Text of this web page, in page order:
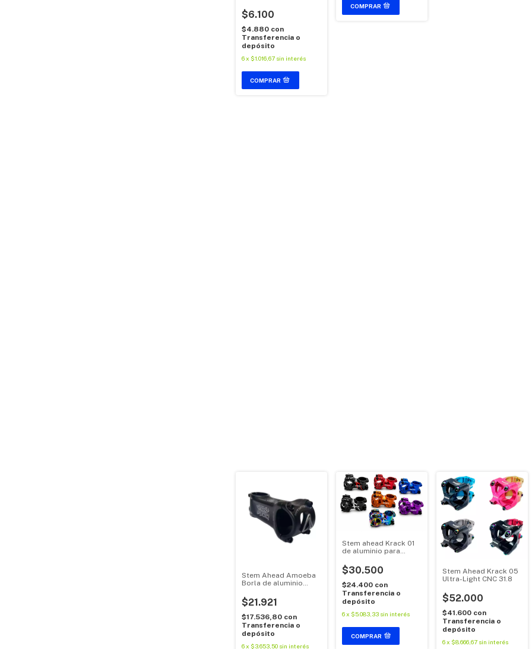
$6.100
$4.880 con
Transferencia o
depósito
6x $1.016,67 sin interés
Stem Ahead Amoeba
Borla de aluminio
$21.921
$17.536,80 con
Transferencia o
depósito
6x $3.653,50 sin interés
Stem ahead Krack 01
de aluminio para
$30.500
$24.400 con
Transferencia o
depósito
6x $5.083,33 sin interés
COMPRAR
Stem Ahead Krack 05
Ultra-Light CNC 31.8
$52.000
$41.600 con
Transferencia o
depósito
6x $8.666,67 sin interés